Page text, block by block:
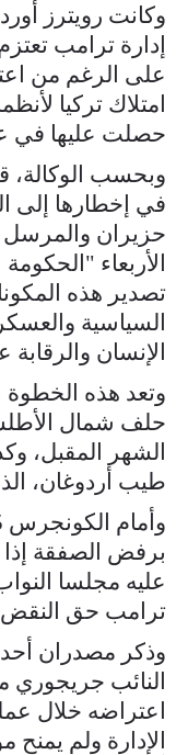
وكانت رويترز
إدارة ترامب
على الرغم من
امتلاك تركيا
حصلت عليها في عام
وبحسب الوكالة،
حزيران
الأربعاء
تصدير هذه
السياسية
الإنسان
وتعد هذه الخطوة
حلف شمال
الشهر المقبل،
طيب ​أردوغان،
برفض الصفقة إذا
عليه مجلسا
ترامب حق
وذكر مصدران
النائب
اعتراضه خلال
الإدارة ولم